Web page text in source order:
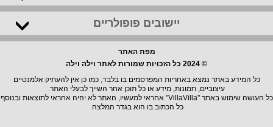
יישובים פופולריים
מפת האתר
© 2024 כל הזכויות שמורות לאתר וילה וילה
כל המידע באתר נמצא באחריות המפרסמים בו בלבד, כמו כן אין להעתיק אלמנטיים
עיצוביים, תמונות, מידע או כל תוכן אחר השייך לבעלי האתר.
כל העושה שימוש באתר "VillaVilla" אחראי למעשיו, האתר לא יהיה אחראי לתוצאות ובנוסף
כל הכתוב בו הוא בגדר המלצה.